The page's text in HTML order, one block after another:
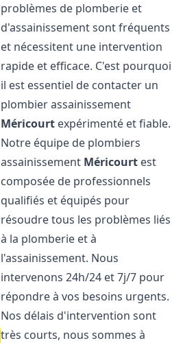
problèmes de plomberie et
d'assainissement sont fréquents
et nécessitent une intervention
rapide et efficace. C'est pourquoi
il est essentiel de contacter un
plombier assainissement
Méricourt expérimenté et fiable.
Notre équipe de plombiers
assainissement Méricourt est
composée de professionnels
qualifiés et équipés pour
résoudre tous les problèmes liés
à la plomberie et à
l'assainissement. Nous
intervenons 24h/24 et 7j/7 pour
répondre à vos besoins urgents.
Nos délais d'intervention sont
très courts, nous sommes à